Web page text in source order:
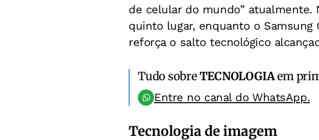
de celular do mundo” atualmente.
quinto lugar, enquanto o Samsung
reforça o salto tecnológico
Tudo sobreTECNOLOGIAem
Entre no canal do WhatsApp.
Tecnologia de imagem